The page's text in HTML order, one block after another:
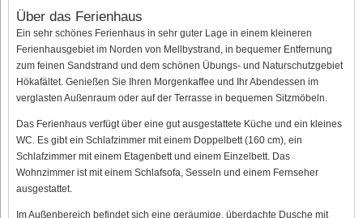
Über das Ferienhaus
Ein sehr schönes Ferienhaus in sehr guter Lage in einem kleineren
Ferienhausgebiet im Norden von Mellbystrand, in bequemer Entfernung
zum feinen Sandstrand und dem schönen Übungs- und Naturschutzgebiet
Hökafältet. Genießen Sie Ihren Morgenkaffee und Ihr Abendessen im
verglasten Außenraum oder auf der Terrasse in bequemen Sitzmöbeln.
Das Ferienhaus verfügt über eine gut ausgestattete Küche und ein kleines
WC. Es gibt ein Schlafzimmer mit einem Doppelbett (160 cm), ein
Schlafzimmer mit einem Etagenbett und einem Einzelbett. Das
Wohnzimmer ist mit einem Schlafsofa, Sesseln und einem Fernseher
ausgestattet.
Im Außenbereich befindet sich eine geräumige, überdachte Dusche mit